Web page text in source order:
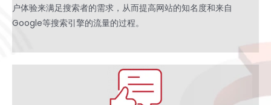
户体验来满足搜索者的需求，从而提高网站的知名度和来自
Google等搜索引擎的流量的过程。